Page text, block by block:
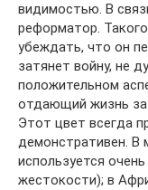
видимостью. В
реформатор.
убеждать, что он
затянет войну, не
положительном
отдающий жизнь за
Этот цвет всегда
демонстративен. В
используется
жестокости); в